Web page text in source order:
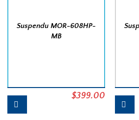
Suspendu MOR-608HP-
MB
Le
$399.00